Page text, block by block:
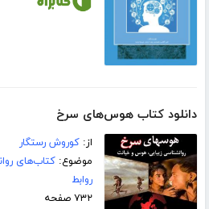
دانلود کتاب هوس‌های سرخ
از:کوروش رستگار
موضوع:کتاب‌های
روابط
۷۳۲ صفحه